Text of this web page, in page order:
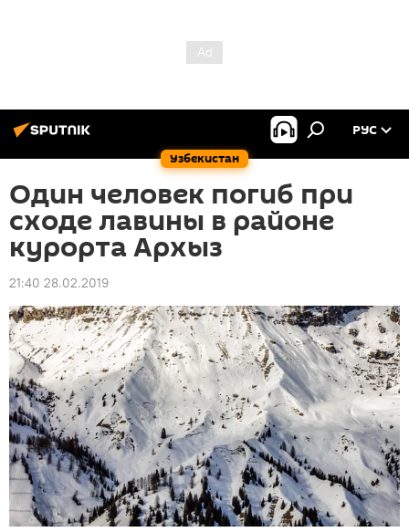
Узбекистан
РУС
Один человек погиб при
сходе лавины в районе
курорта Архыз
21:40 28.02.2019